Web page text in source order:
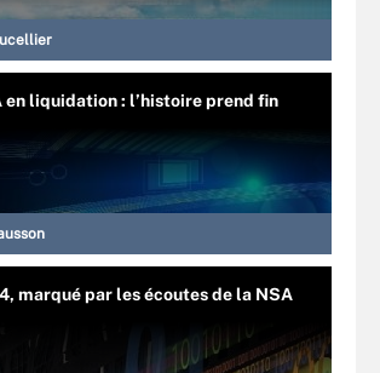
en liquidation : l’histoire prend fin
marqué par les écoutes de la NSA